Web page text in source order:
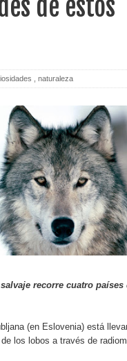
de estos
naturaleza
recorre cuatro países
(en Eslovenia) está
los lobos a través de